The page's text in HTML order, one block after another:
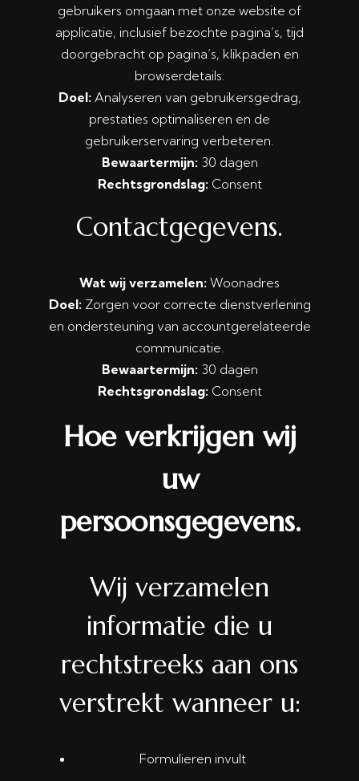
gebruikers omgaan met onze website of
applicatie, inclusief bezochte pagina’s, tijd
doorgebracht op pagina’s, klikpaden en
browserdetails.
Doel:Analyseren van gebruikersgedrag,
prestaties optimaliseren en de
gebruikerservaring verbeteren.
Bewaartermijn:30 dagen
Rechtsgrondslag:Consent
Contactgegevens.
Wat wij verzamelen: Woonadres
Doel:Zorgen voor correcte dienstverlening
en ondersteuning van accountgerelateerde
communicatie.
Bewaartermijn:30 dagen
Rechtsgrondslag:Consent
Hoe verkrijgen wij
uw
persoonsgegevens.
Wij verzamelen
informatie die u
rechtstreeks aan ons
verstrekt wanneer u:
Formulieren invult